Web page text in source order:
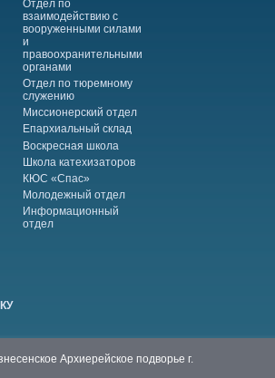
Отдел по
взаимодействию с
вооруженными силами
и
правоохранительными
органами
Отдел по тюремному
служению
Миссионерский отдел
Епархиальный склад
Воскресная школа
Школа катехизаторов
КЮС «Спас»
Молодежный отдел
Информационный
отдел
Архиерейское подворье г.